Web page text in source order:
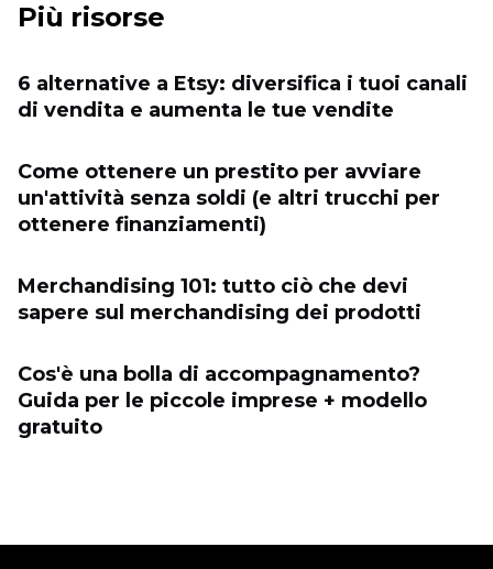
Più risorse
6 alternative a Etsy: diversifica i tuoi canali
di vendita e aumenta le tue vendite
Come ottenere un prestito per avviare
un'attività senza soldi (e altri trucchi per
ottenere finanziamenti)
Merchandising 101: tutto ciò che devi
sapere sul merchandising dei prodotti
Cos'è una bolla di accompagnamento?
Guida per le piccole imprese + modello
gratuito